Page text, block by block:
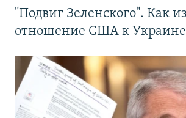
"Подвиг Зеленского". Как
отношение США к Украине